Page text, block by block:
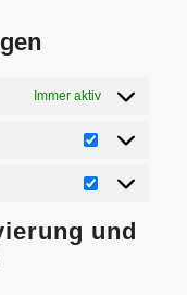
Immer aktiv
und